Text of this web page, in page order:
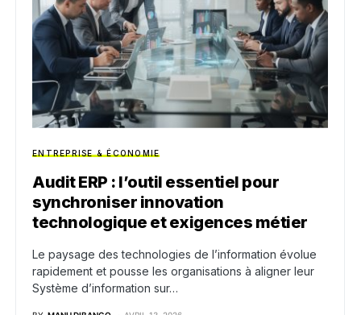
ENTREPRISE & ÉCONOMIE
Audit ERP : l’outil essentiel pour
synchroniser innovation
technologique et exigences métier
Le paysage des technologies de l’information évolue
rapidement et pousse les organisations à aligner leur
Système d’information sur…